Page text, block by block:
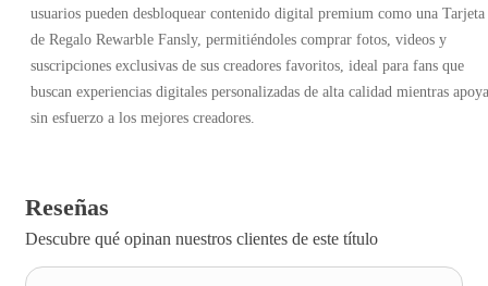
usuarios pueden desbloquear contenido digital premium como una Tarjeta
de Regalo Rewarble Fansly, permitiéndoles comprar fotos, videos y
suscripciones exclusivas de sus creadores favoritos, ideal para fans que
buscan experiencias digitales personalizadas de alta calidad mientras
sin esfuerzo a los mejores creadores.
Reseñas
Descubre qué opinan nuestros clientes de este título